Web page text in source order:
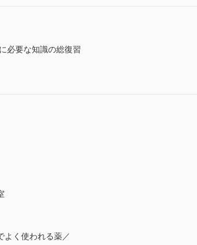
必要な知識の総復習
よく使われる薬／